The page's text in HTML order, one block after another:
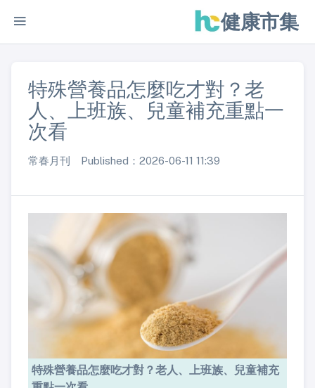
健康市集
特殊營養品怎麼吃才對？老
人、上班族、兒童補充重點一
次看
常春月刊 Published：2026-06-11 11:39
特殊營養品怎麼吃才對？老人、上班族、兒童補充